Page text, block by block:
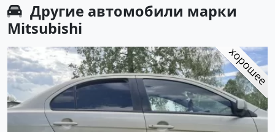
Другие автомобили марки
Mitsubishi